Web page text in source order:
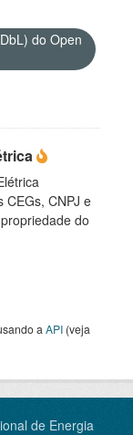
do Open
CEGs, CNPJ e
do
a API (veja
de Energia